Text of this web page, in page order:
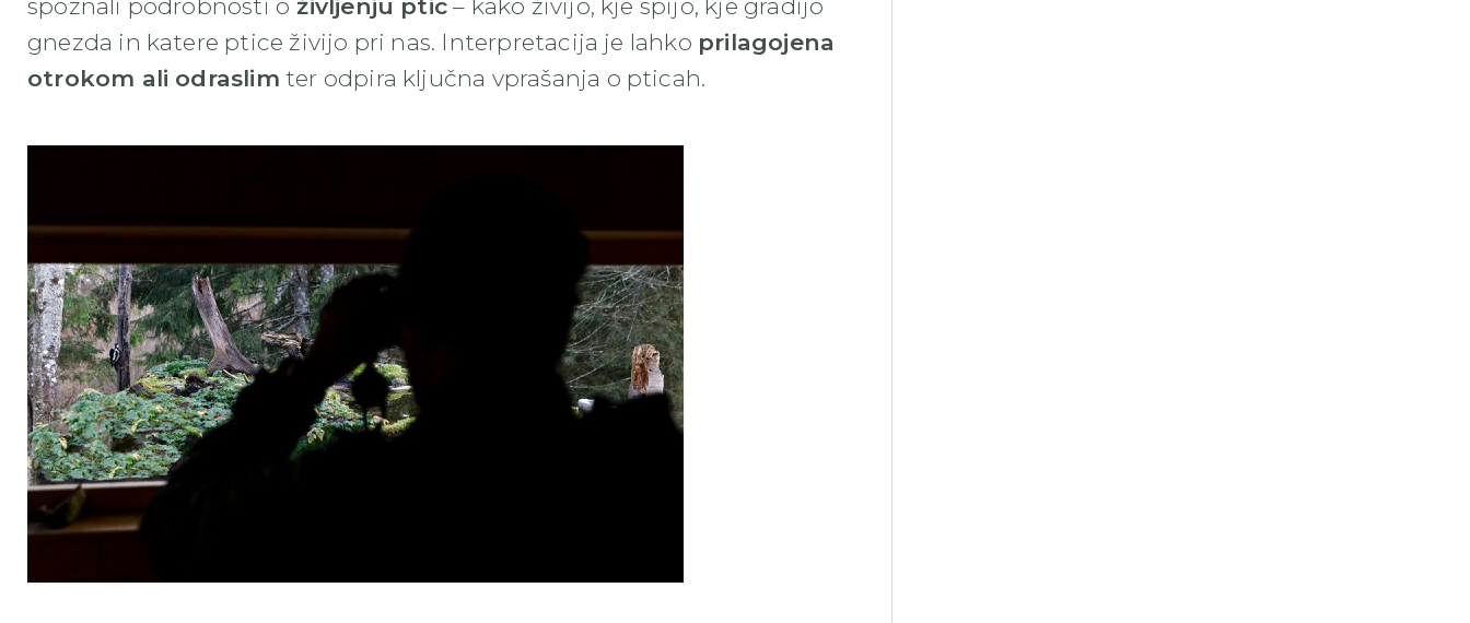
spoznali podrobnosti o življenju ptic – kako živijo, kje spijo, kje gradijo
gnezda in katere ptice živijo pri nas. Interpretacija je lahko prilagojena
otrokom ali odraslim ter odpira ključna vprašanja o pticah.